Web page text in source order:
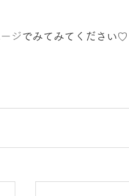
ジ でみてみてください♡